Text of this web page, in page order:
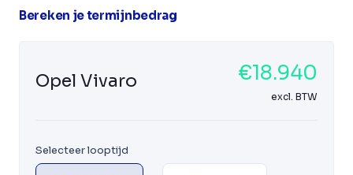
Bereken je termijnbedrag
Opel Vivaro €18.940
excl. BTW
Selecteer looptijd